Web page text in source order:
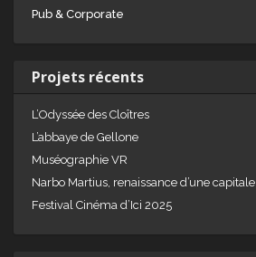
Pub & Corporate
Projets récents
L’Odyssée des Cloîtres
L’abbaye de Gellone
Muséographie VR
Narbo Martius, renaissance d’une capitale
Festival Cinéma d’Ici 2025